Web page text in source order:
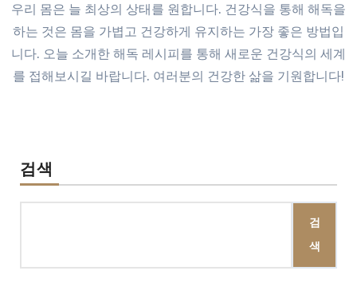
우리 몸은 늘 최상의 상태를 원합니다. 건강식을 통해 해독을
하는 것은 몸을 가볍고 건강하게 유지하는 가장 좋은 방법입
니다. 오늘 소개한 해독 레시피를 통해 새로운 건강식의 세계
를 접해보시길 바랍니다. 여러분의 건강한 삶을 기원합니다!
검색
검
색